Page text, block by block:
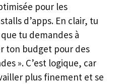
pour les
d’apps. En clair, tu
tu demandes à
ton budget pour des
». C’est logique, car
plus finement et se